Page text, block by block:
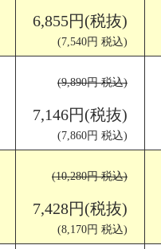
6,855円(税抜)
(7,540円 税込)
(9,890円 税込)
7,146円(税抜)
(7,860円 税込)
(10,280円 税込)
7,428円(税抜)
(8,170円 税込)